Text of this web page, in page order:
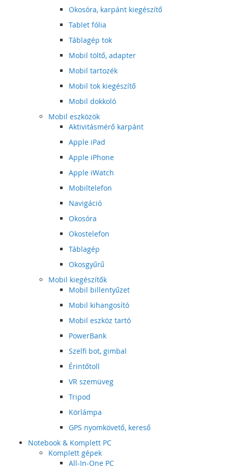
Okosóra, karpánt kiegészítő
Tablet fólia
Táblagép tok
Mobil töltő, adapter
Mobil tartozék
Mobil tok kiegészítő
Mobil dokkoló
Mobil eszközök
Aktivitásmérő karpánt
Apple iPad
Apple iPhone
Apple iWatch
Mobiltelefon
Navigáció
Okosóra
Okostelefon
Táblagép
Okosgyűrű
Mobil kiegészítők
Mobil billentyűzet
Mobil kihangosító
Mobil eszköz tartó
PowerBank
Szelfi bot, gimbal
Érintőtoll
VR szemüveg
Tripod
Körlámpa
GPS nyomkövető, kereső
Notebook & Komplett PC
Komplett gépek
All-In-One PC